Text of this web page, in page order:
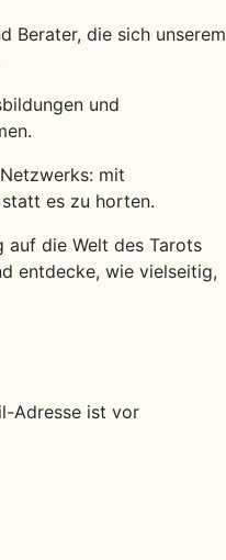
Berater, die sich unserem
und
mit
es zu horten.
auf die Welt des Tarots
entdecke, wie vielseitig,
Adresse ist vor